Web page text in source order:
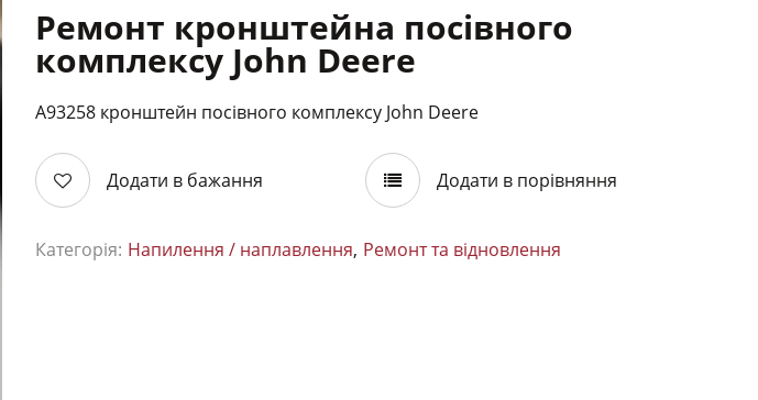
Ремонт кронштейна посівного
комплексу John Deere
A93258 кронштейн посівного комплексу John Deere
Додати в бажання Додати в порівняння
Категорія: Напилення / наплавлення, Ремонт та відновлення